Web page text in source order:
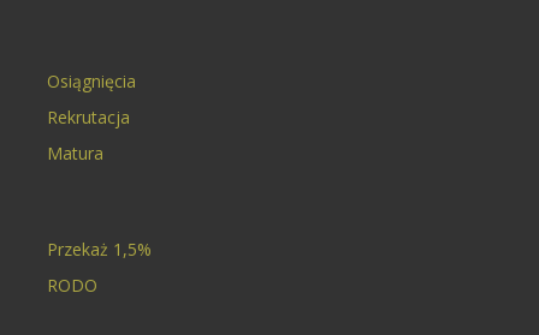
Osiągnięcia
Rekrutacja
Matura
Przekaż 1,5%
RODO